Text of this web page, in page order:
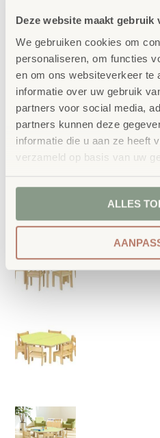
Deze website maakt gebruik
We gebruiken cookies om
personaliseren, om functies
en om ons websiteverkeer te
informatie over uw gebruik
partners voor social media,
partners kunnen deze
informatie die u aan ze heeft
verzameld op basis van uw
ALLES